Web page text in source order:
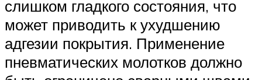
слишком гладкого состояния, что
может приводить к ухудшению
адгезии покрытия. Применение
пневматических молотков должно